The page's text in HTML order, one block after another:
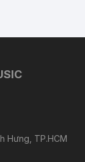
Hưng, TP.HCM